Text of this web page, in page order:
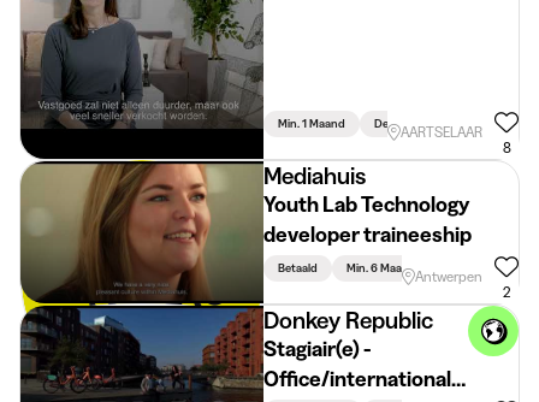
Min. 1 Maand DeeltijdsAARTSELAAR
8
Mediahuis
Youth Lab Technology
developer traineeship
Betaald Min. 6 MaandAntwerpen
2
Donkey Republic
Stagiair(e) -
Office/international